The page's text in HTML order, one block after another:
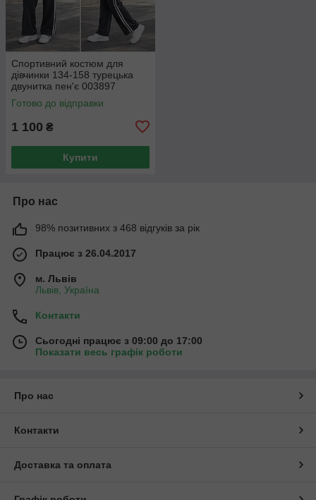
Спортивний костюм для
дівчинки 134-158 турецька
двунитка пен'є 003897
Готово до відправки
1 100 ₴
Купити
Про нас
98% позитивних з 468 відгуків за рік
Працює з 26.04.2017
м. Львів
Львів, Україна
Контакти
Сьогодні працює з 09:00 до 17:00
Показати весь графік роботи
Про нас
Контакти
Доставка та оплата